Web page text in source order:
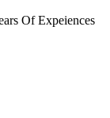
Of Expeiences